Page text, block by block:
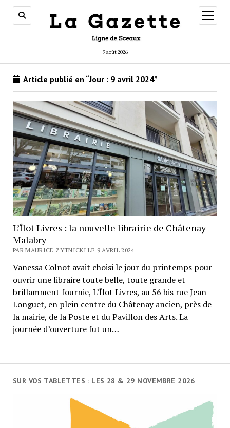
9 août 2026
ouvrir
menu
SUR VOS TABLETTES : LES 28 & 29 NOVEMBRE 2026
Article publié en “Jour : 9 avril 2024”
L’Îlot Livres : la nouvelle librairie de Châtenay-
Malabry
PAR MAURICE ZYTNICKI LE 9 AVRIL 2024
Vanessa Colnot avait choisi le jour du printemps pour
ouvrir une libraire toute belle, toute grande et
brillamment fournie, L’Îlot Livres, au 56 bis rue Jean
Longuet, en plein centre du Châtenay ancien, près de
la mairie, de la Poste et du Pavillon des Arts. La
journée d’ouverture fut un…